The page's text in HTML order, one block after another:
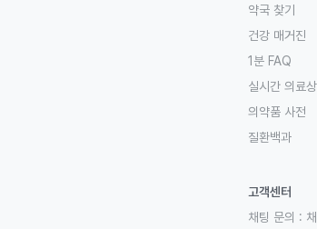
약국 찾기
건강 매거진
1분 FAQ
실시간 의료
의약품 사전
질환백과
고객센터
채팅 문의 :